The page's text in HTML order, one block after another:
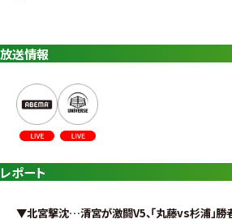
放送情報
レポート
▼北宮撃沈…清宮が激闘V5、「丸藤vs杉浦」